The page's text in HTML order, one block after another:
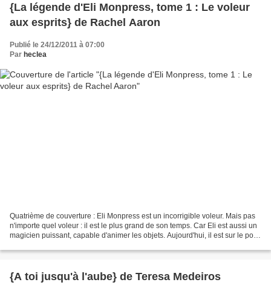
{La légende d'Eli Monpress, tome 1 : Le voleur
aux esprits} de Rachel Aaron
Publié le 24/12/2011 à 07:00
Par heclea
Quatrième de couverture : Eli Monpress est un incorrigible voleur. Mais pas
n'importe quel voleur : il est le plus grand de son temps. Car Eli est aussi un
magicien puissant, capable d'animer les objets. Aujourd'hui, il est sur le point
{A toi jusqu'à l'aube} de Teresa Medeiros